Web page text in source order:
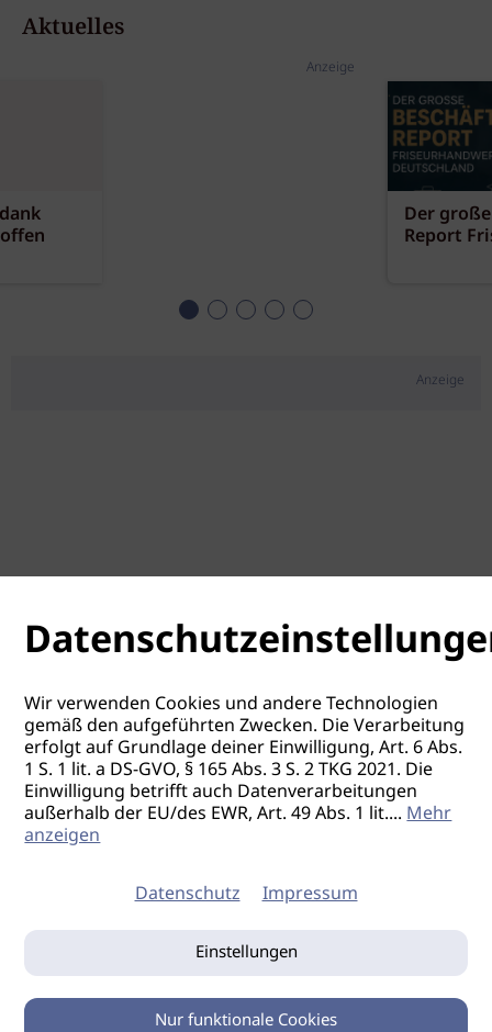
Aktuelles
Anzeige
Der
Report
Anzeige
Wir verwenden Cookies und andere Technologien
gemäß den aufgeführten Zwecken. Die Verarbeitung
erfolgt auf Grundlage deiner Einwilligung, Art. 6 Abs.
1 S. 1 lit. a DS-GVO, § 165 Abs. 3 S. 2 TKG 2021. Die
Einwilligung betrifft auch Datenverarbeitungen
außerhalb der EU/des EWR, Art. 49 Abs. 1 lit....Mehr
anzeigen
Datenschutz Impressum
Einstellungen
Nur funktionale Cookies